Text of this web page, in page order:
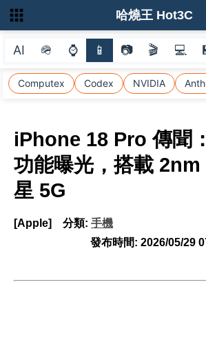
AI 🪖 ⌚ 📱 📷 🎬 💻
Computex Codex NVIDIA
哈燒王 Hot3C
iPhone 18 Pro 傳聞
功能曝光，搭載 2nm
星 5G
[Apple] 分類: 手機
發布時間: 2026/05/29